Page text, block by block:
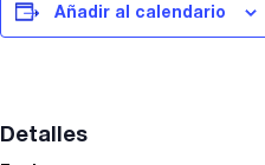
Añadir al calendario
Detalles